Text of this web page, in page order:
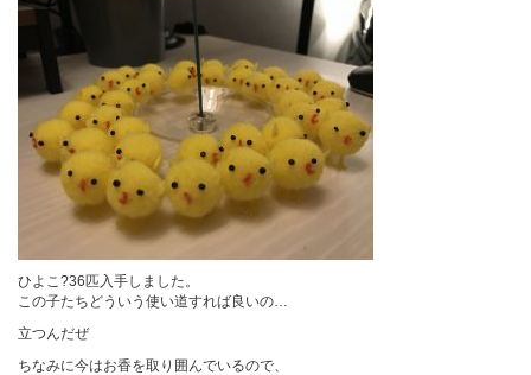
ひよこ?36匹入手しました。
この子たちどういう使い道すれば良いの…
立つんだぜ
ちなみに今はお香を取り囲んでいるので、